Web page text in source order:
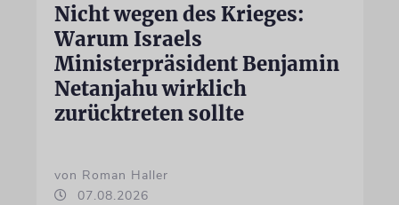
Nicht wegen des Krieges:
Warum Israels
Ministerpräsident Benjamin
Netanjahu wirklich
zurücktreten sollte
von Roman Haller
07.08.2026